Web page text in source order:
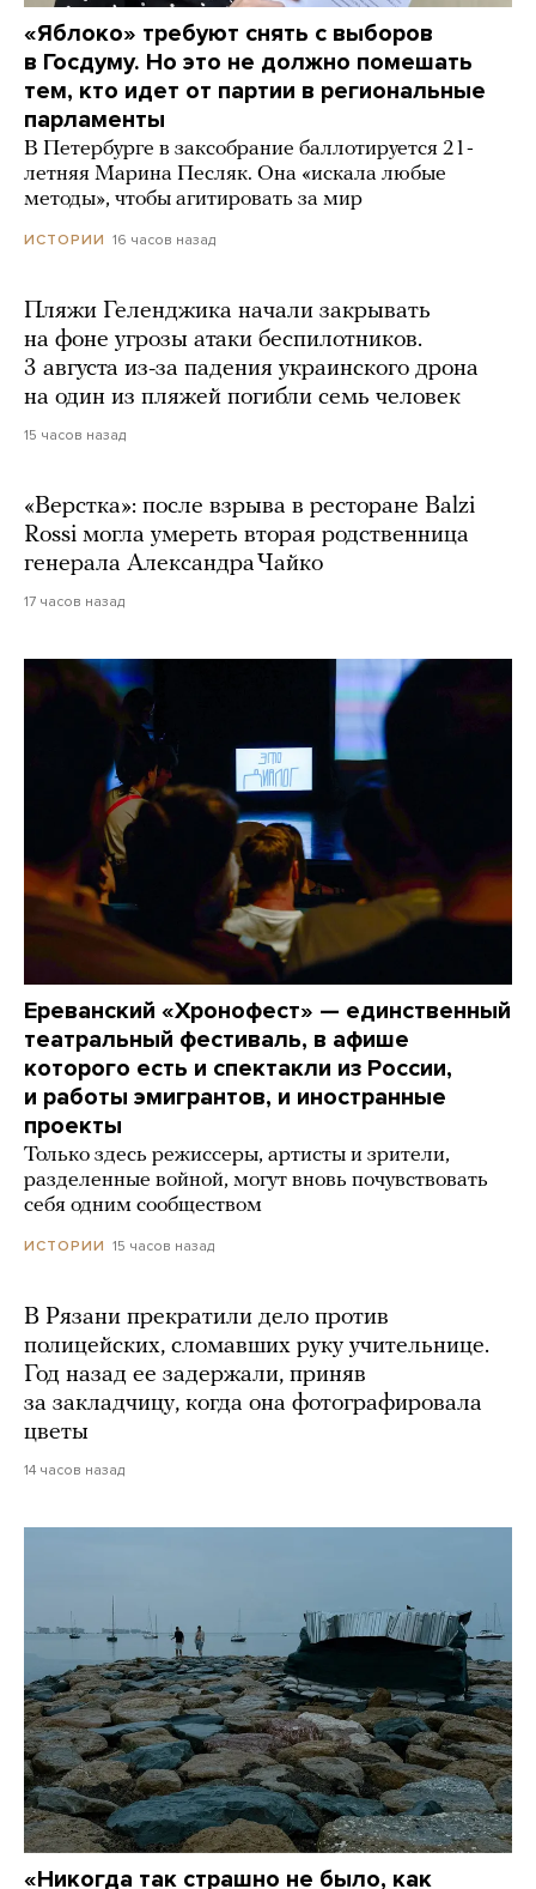
«Яблоко» требуют снять с выборов
в Госдуму. Но это не должно помешать
тем, кто идет от партии в региональные
парламенты
В Петербурге в заксобрание баллотируется 21-
летняя Марина Песляк. Она «искала любые
методы», чтобы агитировать за мир
ИСТОРИИ 16 часов назад
Пляжи Геленджика начали закрывать
на фоне угрозы атаки беспилотников.
3 августа из-за падения украинского дрона
на один из пляжей погибли семь человек
15 часов назад
«Верстка»: после взрыва в ресторане Balzi
Rossi могла умереть вторая родственница
генерала Александра Чайко
17 часов назад
Ереванский «Хронофест» — единственный
театральный фестиваль, в афише
которого есть и спектакли из России,
и работы эмигрантов, и иностранные
проекты
Только здесь режиссеры, артисты и зрители,
разделенные войной, могут вновь почувствовать
себя одним сообществом
ИСТОРИИ 15 часов назад
В Рязани прекратили дело против
полицейских, сломавших руку учительнице.
Год назад ее задержали, приняв
за закладчицу, когда она фотографировала
цветы
14 часов назад
«Никогда так страшно не было, как